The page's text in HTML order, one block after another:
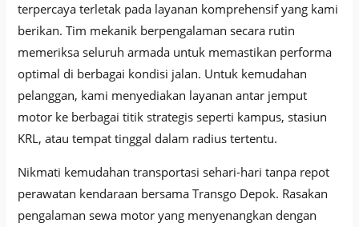
terpercaya terletak pada layanan komprehensif yang kami
berikan. Tim mekanik berpengalaman secara rutin
memeriksa seluruh armada untuk memastikan performa
optimal di berbagai kondisi jalan. Untuk kemudahan
pelanggan, kami menyediakan layanan antar jemput
motor ke berbagai titik strategis seperti kampus, stasiun
KRL, atau tempat tinggal dalam radius tertentu.
Nikmati kemudahan transportasi sehari-hari tanpa repot
perawatan kendaraan bersama Transgo Depok. Rasakan
pengalaman sewa motor yang menyenangkan dengan